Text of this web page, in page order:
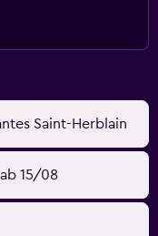
Saint-Herblain
15/08